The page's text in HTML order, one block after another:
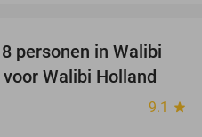
20%
personen in Walibi
Walibi Holland
9.1 star